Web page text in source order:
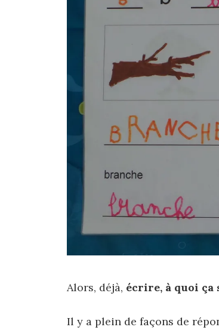
Alors, déjà, écrire, à quoi ça
Il y a plein de façons de